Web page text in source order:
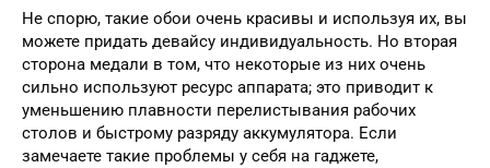
Не спорю, такие обои очень красивы и используя их, вы
можете придать девайсу индивидуальность. Но вторая
сторона медали в том, что некоторые из них очень
сильно используют ресурс аппарата; это приводит к
уменьшению плавности перелистывания рабочих
столов и быстрому разряду аккумулятора. Если
замечаете такие проблемы у себя на гаджете,